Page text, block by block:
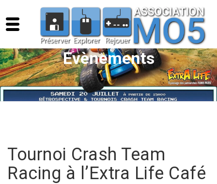
Evènements
Tournoi Crash Team
Racing à l’Extra Life Café